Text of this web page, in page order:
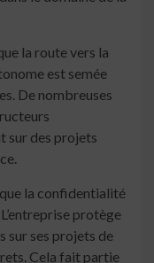
la route vers la
est semée
De nombreuses
sur des projets
la confidentialité
protège
sur ses projets de
Cela fait partie